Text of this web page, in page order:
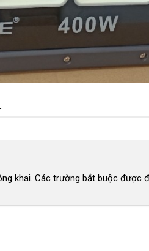
khai. Các trường bắt buộc được